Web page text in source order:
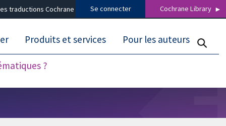
traductions Cochrane Se connecter Cochrane Library
?
Produits et services Pour les auteurs